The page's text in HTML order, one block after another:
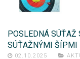
POSLEDNÁ SÚŤAŽ
SÚŤAŽNÝMI ŠÍPMI
02.10.2025